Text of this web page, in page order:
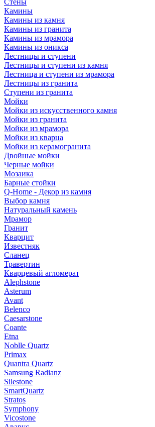
Стены
Камины
Камины из камня
Камины из гранита
Камины из мрамора
Камины из оникса
Лестницы и ступени
Лестницы и ступени из камня
Лестница и ступени из мрамора
Лестницы из гранита
Ступени из гранита
Мойки
Мойки из искусственного камня
Мойки из гранита
Мойки из мрамора
Мойки из кварца
Мойки из керамогранита
Двойные мойки
Черные мойки
Мозаика
Барные стойки
Q-Home - Декор из камня
Выбор камня
Натуральный камень
Мрамор
Гранит
Кварцит
Известняк
Сланец
Травертин
Кварцевый агломерат
Alephstone
Asterum
Avant
Belenco
Caesarstone
Coante
Etna
Noblle Quartz
Primax
Quantra Quartz
Samsung Radianz
Silestone
SmartQuartz
Stratos
Symphony
Vicostone